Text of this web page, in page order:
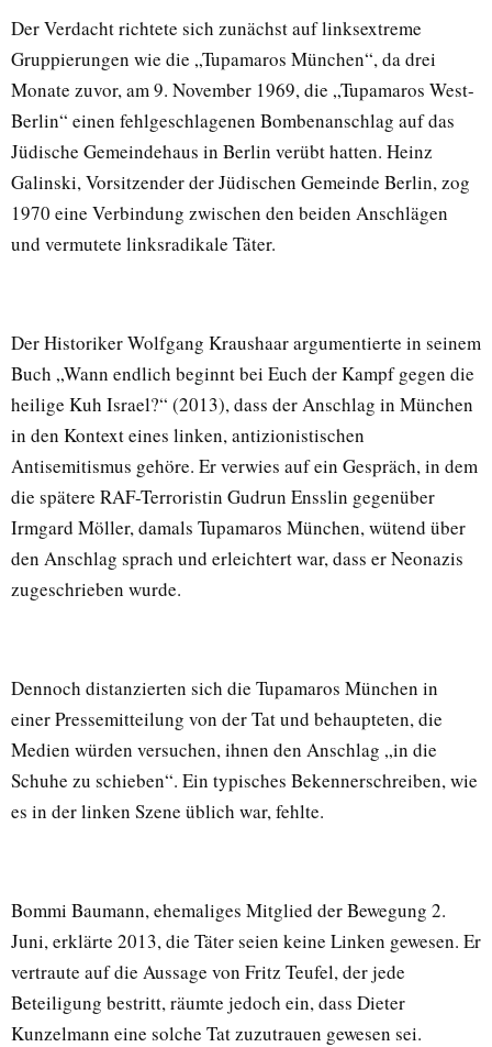
Der Verdacht richtete sich zunächst auf linksextreme
Gruppierungen wie die „Tupamaros München“, da drei
Monate zuvor, am 9. November 1969, die „Tupamaros West-
Berlin“ einen fehlgeschlagenen Bombenanschlag auf das
Jüdische Gemeindehaus in Berlin verübt hatten. Heinz
Galinski, Vorsitzender der Jüdischen Gemeinde Berlin, zog
1970 eine Verbindung zwischen den beiden Anschlägen
und vermutete linksradikale Täter.
Der Historiker Wolfgang Kraushaar argumentierte in seinem
Buch „Wann endlich beginnt bei Euch der Kampf gegen die
heilige Kuh Israel?“ (2013), dass der Anschlag in München
in den Kontext eines linken, antizionistischen
Antisemitismus gehöre. Er verwies auf ein Gespräch, in dem
die spätere RAF-Terroristin Gudrun Ensslin gegenüber
Irmgard Möller, damals Tupamaros München, wütend über
den Anschlag sprach und erleichtert war, dass er Neonazis
zugeschrieben wurde.
Dennoch distanzierten sich die Tupamaros München in
einer Pressemitteilung von der Tat und behaupteten, die
Medien würden versuchen, ihnen den Anschlag „in die
Schuhe zu schieben“. Ein typisches Bekennerschreiben, wie
es in der linken Szene üblich war, fehlte.
Bommi Baumann, ehemaliges Mitglied der Bewegung 2.
Juni, erklärte 2013, die Täter seien keine Linken gewesen. Er
vertraute auf die Aussage von Fritz Teufel, der jede
Beteiligung bestritt, räumte jedoch ein, dass Dieter
Kunzelmann eine solche Tat zuzutrauen gewesen sei.